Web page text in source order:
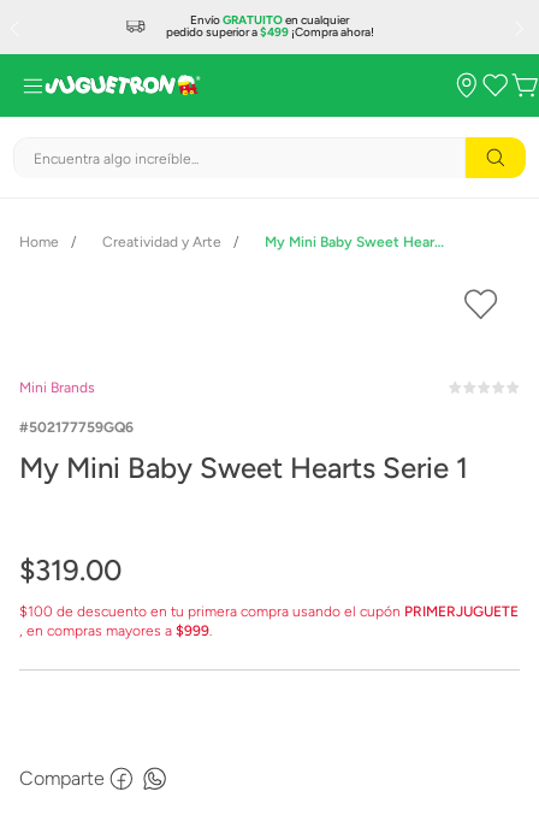
EnvíoGRATUITOen cualquier
pedido superior a$499¡Compra ahora!
Encuentra algo increíble...
Creatividad y Arte My Mini Baby Sweet Hearts Serie 1
Mini Brands
502177759GQ6
My Mini Baby Sweet Hearts Serie 1
$319.00
$100 de descuento en tu primera compra usando el cupón PRIMERJUGUETE
, en compras mayores a $999.
Comparte